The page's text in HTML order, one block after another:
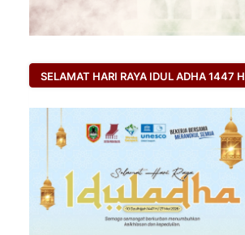
SELAMAT HARI RAYA IDUL ADHA 1447 H